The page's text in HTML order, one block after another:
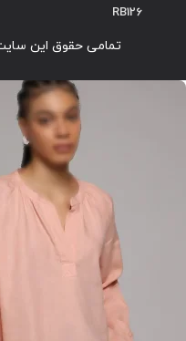
RB126
تمامی حقوق این